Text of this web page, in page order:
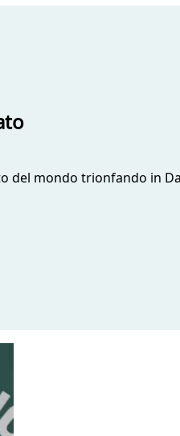
del mondo trionfando in